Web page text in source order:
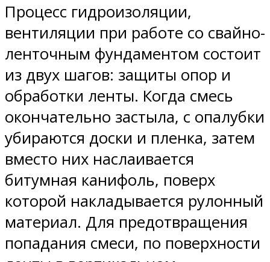
Процесс гидроизоляции,
вентиляции при работе со свайно-
ленточным фундаментом состоит
из двух шагов: защиты опор и
обработки ленты. Когда смесь
окончательно застыла, с опалубки
убираются доски и пленка, затем
вместо них наслаивается
битумная канифоль, поверх
которой накладывается рулонный
материал. Для предотвращения
попадания смеси, по поверхности